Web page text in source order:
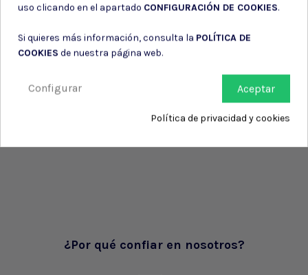
¿Por qué confiar en nosotros?
uso clicando en el apartado CONFIGURACIÓN DE COOKIES.
Si quieres más información, consulta la POLÍTICA DE
COOKIES de nuestra página web.
Aceptar
Configurar
Política de privacidad y cookies